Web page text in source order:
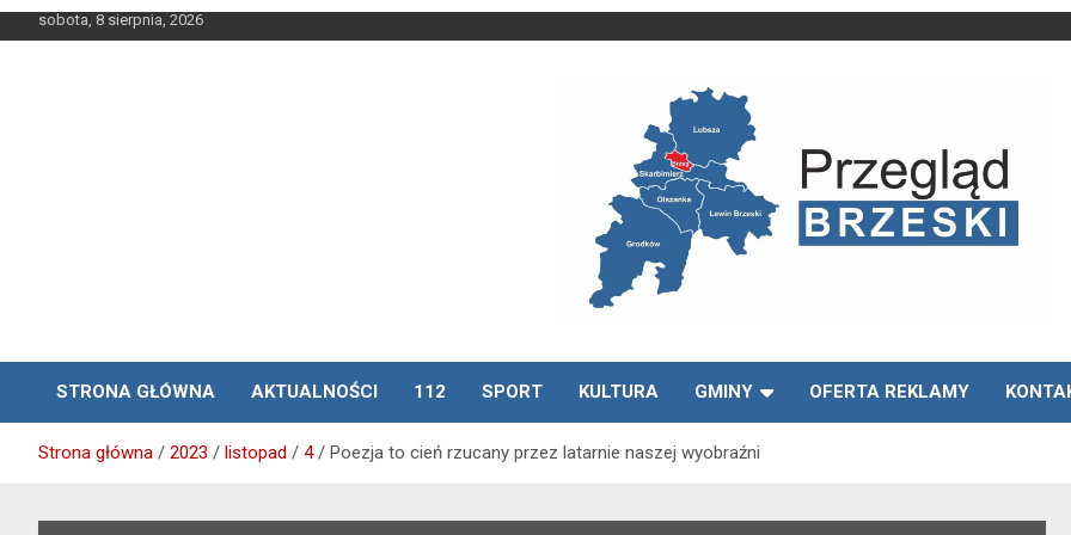
Skip
to
sobota, 8 sierpnia, 2026
Przegląd Brzeski –
wiadomości Brzeg
Brzeg24
STRONA GŁÓWNA
AKTUALNOŚCI 112 SPORT KULTURA GMINY OFERTA REKLAMY
Strona główna 2023 listopad 4 Poezja to cień rzucany przez latarnie naszej wyobraźni